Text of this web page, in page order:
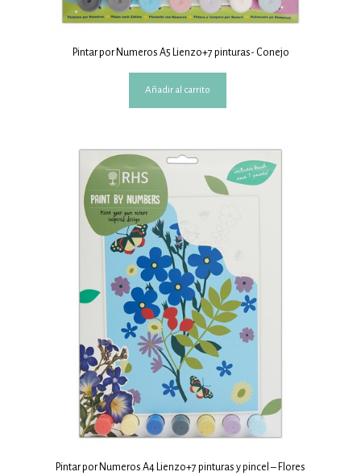
Pintar por Numeros A5 Lienzo+7 pinturas- Conejo
Añadir al carrito
Pintar por Numeros A4 Lienzo+7 pinturas y pincel – Flores